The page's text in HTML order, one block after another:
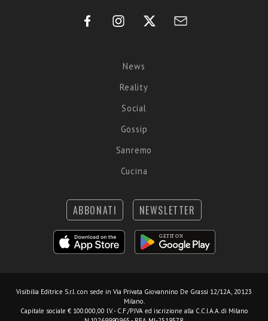
News
Reality
Social
Gossip
Sanremo
Cucina
ABBONATI NEWSLETTER
Visibilia Editrice S.r.l. con sede in Via Privata Giovannino De Grassi 12/12A, 20123
Milano.
Capitale sociale € 100.000,00 I.V. - C.F./P.IVA ed iscrizione alla C.C.I.A.A. di Milano